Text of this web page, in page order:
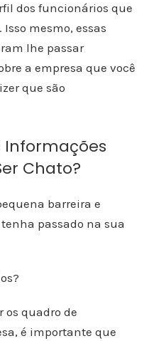
dos funcionários que
mesmo, essas
lhe passar
a empresa que você
que são
Informações
Chato?
barreira e
passado na sua
os quadro de
é importante que